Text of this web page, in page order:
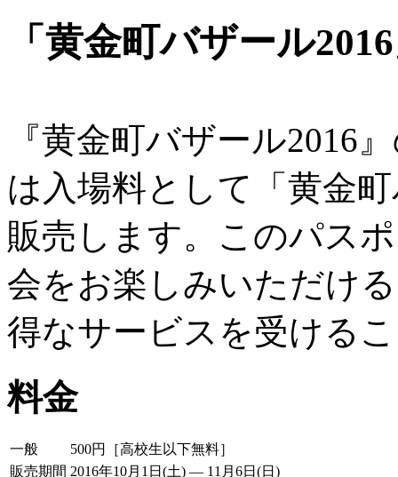
「黄金町バザール
『黄金町バザール2016
は入場料として「黄金
販売します。このパス
会をお楽しみいただけ
得なサービスを受ける
料金
一般
500円［高校生以下無料］
販売期間 2016年10月1日(土) — 11月6日(日)